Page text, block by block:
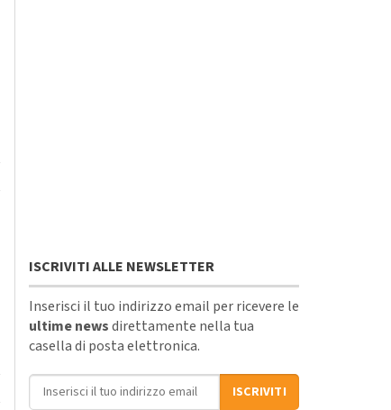
ISCRIVITI ALLE NEWSLETTER
Inserisci il tuo indirizzo email per ricevere le
ultime newsdirettamente nella tua
casella di posta elettronica.
Indirizzo email
ISCRIVITI